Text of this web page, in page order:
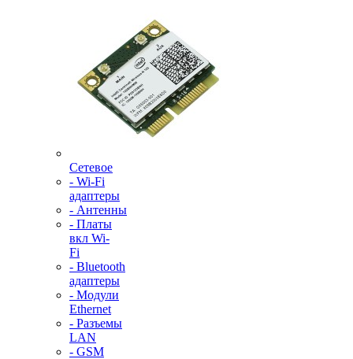
Сетевое
- Wi-Fi
адаптеры
- Антенны
- Платы
вкл Wi-
Fi
- Bluetooth
адаптеры
- Модули
Ethernet
- Разъемы
LAN
- GSM